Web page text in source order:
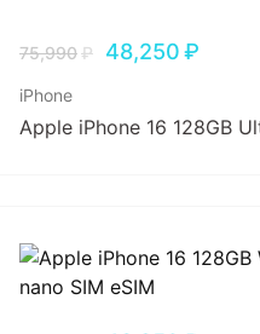
75,990₽ 48,250₽
iPhone
Apple iPhone 16 128GB